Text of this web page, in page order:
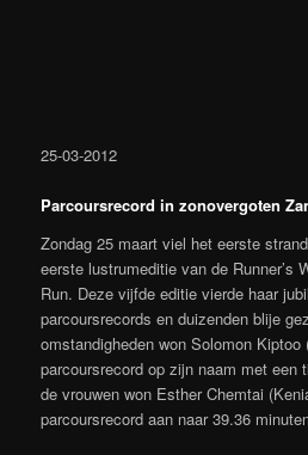
25-03-2012
Parcoursrecord in zonovergoten
Zondag 25 maart viel het eerste
eerste lustrumeditie van de Runner’s
Run. Deze vijfde editie vierde haar
parcoursrecords en duizenden blije
omstandigheden won Solomon
parcoursrecord op zijn naam met een
de vrouwen won Esther Chemtai
parcoursrecord aan naar 39.36